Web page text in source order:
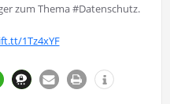
zum Thema #Datenschutz.
1Tz4xYF